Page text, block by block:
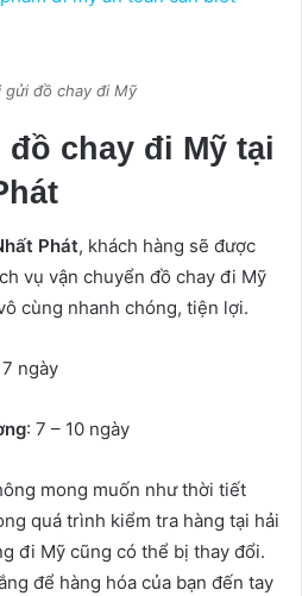
gửi đồ chay đi Mỹ
chay đi Mỹ tại
Phát, khách hàng sẽ được
vụ vận chuyển đồ chay đi Mỹ
cùng nhanh chóng, tiện lợi.
ngày
: 7 – 10 ngày
mong muốn như thời tiết
quá trình kiểm tra hàng tại hải
đi Mỹ cũng có thể bị thay đổi.
để hàng hóa của bạn đến tay